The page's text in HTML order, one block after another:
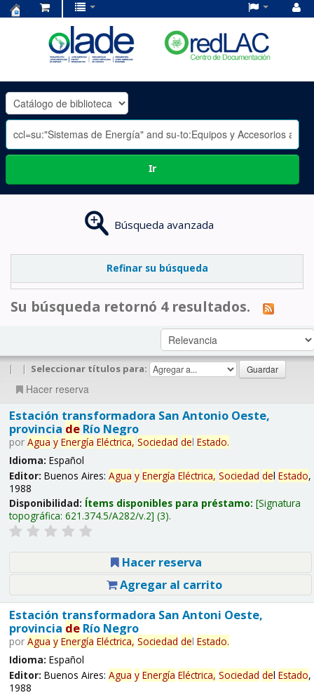
OLADE
-
Ir
Búsqueda avanzada
Refinar su búsqueda
Su búsqueda retornó 4 resultados.
| | Seleccionar títulos para:
Hacer reserva
Estación transformadora San Antonio Oeste,
provincia deRío Negro
por Agua y Energía Eléctrica, Sociedad del Estado.
Idioma: Español
Editor: Buenos Aires: Agua y Energía Eléctrica, Sociedad del Estado,
1988
Disponibilidad: Ítems disponibles para préstamo: Signatura
topográfica: 621.374.5/A282/v.2 (3).
Hacer reserva
Agregar al carrito
Estación transformadora San Antoni Oeste,
provincia deRío Negro
por Agua y Energía Eléctrica, Sociedad del Estado.
Idioma: Español
Editor: Buenos Aires: Agua y Energía Eléctrica, Sociedad del Estado,
1988